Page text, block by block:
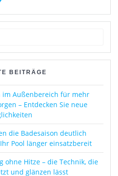
BEITRÄGE
im Außenbereich für mehr
– Entdecken Sie neue
die Badesaison deutlich
Pool länger einsatzbereit
ohne Hitze – die Technik, die
und glänzen lässt